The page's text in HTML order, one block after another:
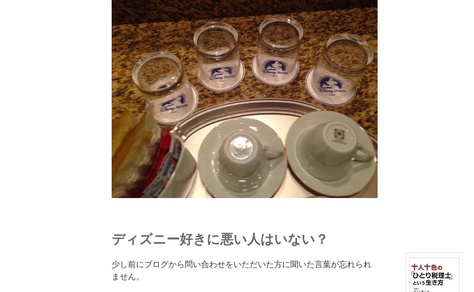
ディズニー好きに悪い人はいない？
少し前にブログから問い合わせをいただいた方に聞いた言葉が忘れられ
ません。